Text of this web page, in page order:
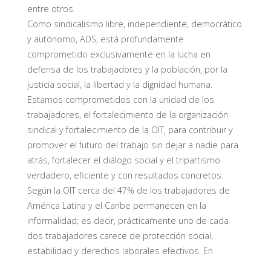
entre otros.
Como sindicalismo libre, independiente, democrático
y autónomo, ADS, está profundamente
comprometido exclusivamente en la lucha en
defensa de los trabajadores y la población, por la
justicia social, la libertad y la dignidad humana.
Estamos comprometidos con la unidad de los
trabajadores, el fortalecimiento de la organización
sindical y fortalecimiento de la OIT, para contribuir y
promover el futuro del trabajo sin dejar a nadie para
atrás, fortalecer el diálogo social y el tripartismo
verdadero, eficiente y con resultados concretos.
Según la OIT cerca del 47% de los trabajadores de
América Latina y el Caribe permanecen en la
informalidad; es decir, prácticamente uno de cada
dos trabajadores carece de protección social,
estabilidad y derechos laborales efectivos. En